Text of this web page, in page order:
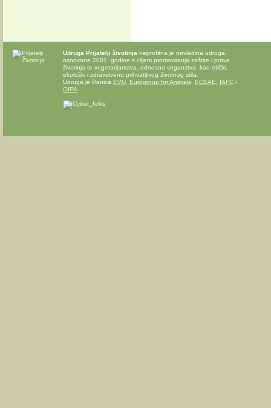
Udruga Prijatelji životinjaneprofitna je nevladina udruga,
osnovana 2001. godine s ciljem promoviranja zaštite i prava
životinja te vegetarijanstva, odnosno veganstva, kao etički,
ekološki i zdravstveno prihvatljivog životnog stila.
Udruga je članica EVU, Eurogroup for Animals, ECEAE, IAFCi
OIPA.